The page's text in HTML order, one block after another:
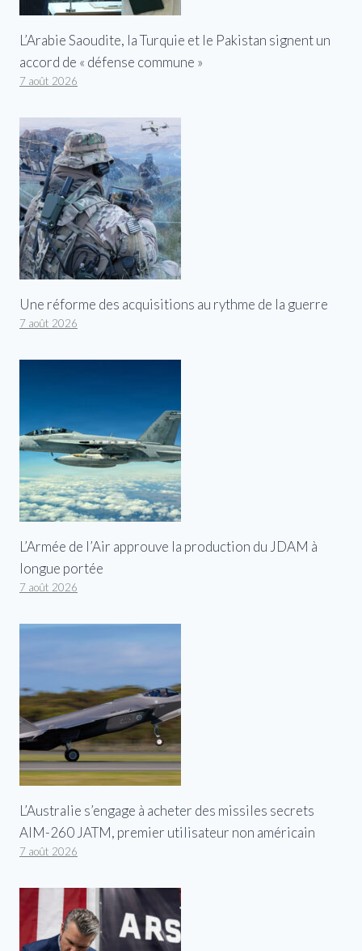
L’Arabie Saoudite, la Turquie et le Pakistan signent un
accord de « défense commune »
7 août 2026
Une réforme des acquisitions au rythme de la guerre
7 août 2026
L’Armée de l’Air approuve la production du JDAM à
longue portée
7 août 2026
L’Australie s’engage à acheter des missiles secrets
AIM-260 JATM, premier utilisateur non américain
7 août 2026